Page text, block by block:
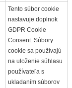
Tento súbor cookie
nastavuje doplnok
GDPR Cookie
Consent. Súbory
cookie sa používajú
na uloženie súhlasu
používateľa s
ukladaním súborov